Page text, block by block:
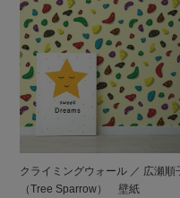
クライミングウォール ／ 広瀬順
（Tree Sparrow） 壁紙